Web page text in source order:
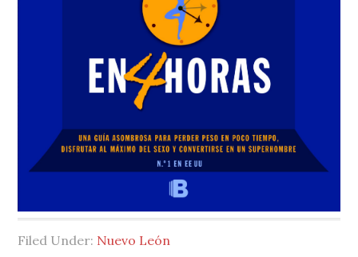
Filed Under: Nuevo León